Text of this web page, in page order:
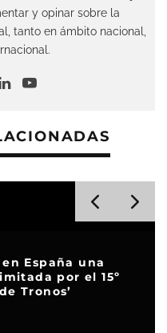
y opinar sobre la
tanto en ámbito nacional,
España una
por el 15º
Tronos’